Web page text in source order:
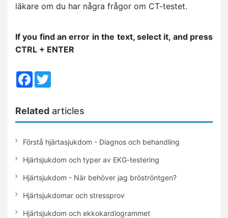
läkare om du har några frågor om CT-testet.
If you find an error in the text, select it, and press
CTRL + ENTER
Facebook
Related articles
Förstå hjärtasjukdom - Diagnos och behandling
Hjärtsjukdom och typer av EKG-testering
Hjärtsjukdom - När behöver jag bröströntgen?
Hjärtsjukdomar och stressprov
Hjärtsjukdom och ekkokardiogrammet